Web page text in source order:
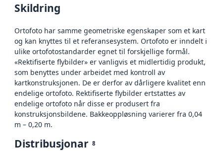
Skildring
Ortofoto har samme geometriske egenskaper som et kart
og kan knyttes til et referansesystem. Ortofoto er inndelt i
ulike ortofotostandarder egnet til forskjellige formål.
«Rektifiserte flybilder» er vanligvis et midlertidig produkt,
som benyttes under arbeidet med kontroll av
kartkonstruksjonen. De er derfor av dårligere kvalitet enn
endelige ortofoto. Rektifiserte flybilder ertstattes av
endelige ortofoto når disse er produsert fra
konstruksjonsbildene. Bakkeoppløsning varierer fra 0,04
m – 0,20 m.
Distribusjonar 8